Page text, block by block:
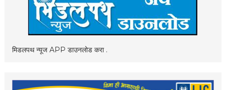
मिडलपथ न्यूज APP डाउनलोड करा .